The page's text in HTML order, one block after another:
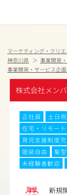
マーケティング・クリ
神奈川県
事業開発
事業開発・サービス企
株式会社メン
正社員 土日
在宅・リモー
育児支援制度
服装自由
髪
未経験者歓迎
職種 新規